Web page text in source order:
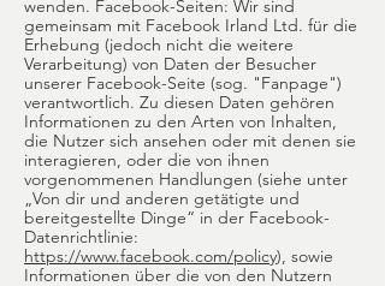
wenden. Facebook-Seiten: Wir sind
gemeinsam mit Facebook Irland Ltd. für die
Erhebung (jedoch nicht die weitere
Verarbeitung) von Daten der Besucher
unserer Facebook-Seite (sog. "Fanpage")
verantwortlich. Zu diesen Daten gehören
Informationen zu den Arten von Inhalten,
die Nutzer sich ansehen oder mit denen sie
interagieren, oder die von ihnen
vorgenommenen Handlungen (siehe unter
„Von dir und anderen getätigte und
bereitgestellte Dinge“ in der Facebook-
Datenrichtlinie:
https://www.facebook.com/policy), sowie
Informationen über die von den Nutzern